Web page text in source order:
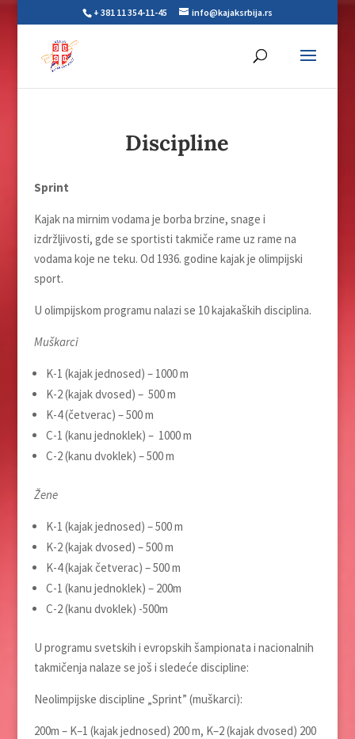
+ 381 11 354-11-45 info@kajaksrbija.rs
Discipline
Sprint
Kajak na mirnim vodama je borba brzine, snage i
izdržljivosti, gde se sportisti takmiče rame uz rame na
vodama koje ne teku. Od 1936. godine kajak je olimpijski
sport.
U olimpijskom programu nalazi se 10 kajakaških disciplina.
Muškarci
K-1 (kajak jednosed) – 1000 m
K-2 (kajak dvosed) – 500 m
K-4 (četverac) – 500 m
C-1 (kanu jednoklek) – 1000 m
C-2 (kanu dvoklek) – 500 m
Žene
K-1 (kajak jednosed) – 500 m
K-2 (kajak dvosed) – 500 m
K-4 (kajak četverac) – 500 m
C-1 (kanu jednoklek) – 200m
C-2 (kanu dvoklek) -500m
U programu svetskih i evropskih šampionata i nacionalnih
takmičenja nalaze se još i sledeće discipline:
Neolimpijske discipline „Sprint” (muškarci):
200m – K–1 (kajak jednosed) 200 m, K–2 (kajak dvosed) 200